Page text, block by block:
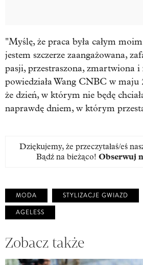
"Myślę, że praca była całym
jestem szczerze zaangażowana,
pasji, przestraszona, zmartwiona i
powiedziała Wang CNBC w
że dzień, w którym nie będę
naprawdę dniem, w którym
Dziękujemy, że przeczytałaś/eś
Bądź na bieżąco! Obserwuj
MODA STYLIZACJE GWIAZD
AGELESS
Zobacz także